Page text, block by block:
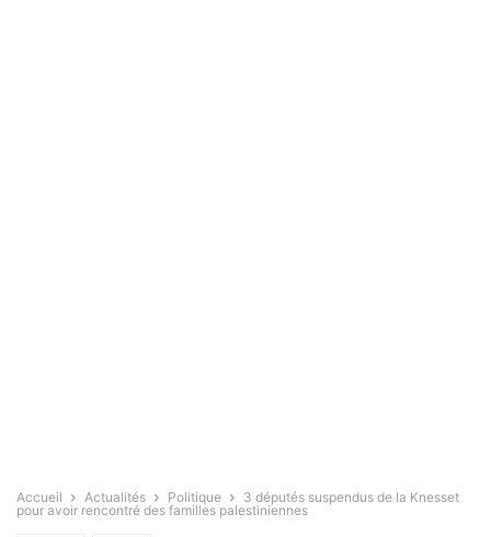
Accueil Actualités Politique
3 députés suspendus de la Knesset
pour avoir rencontré des familles palestiniennes